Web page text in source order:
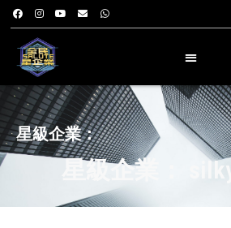
星級企業：
星級企業：